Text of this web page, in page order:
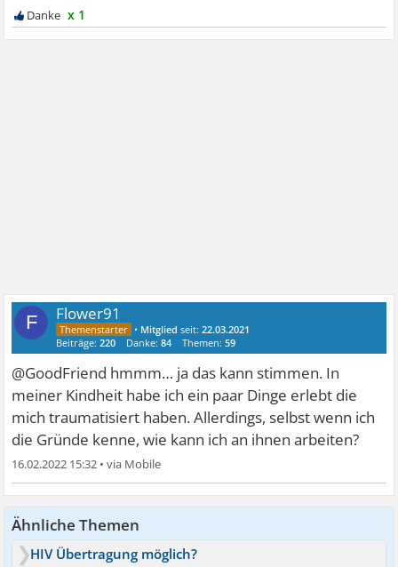
x 1
F Flower91
• Mitglied seit:22.03.2021
Beiträge:220 Danke:84 Themen:59
@GoodFriend hmmm… ja das kann stimmen. In
meiner Kindheit habe ich ein paar Dinge erlebt die
mich traumatisiert haben. Allerdings, selbst wenn ich
die Gründe kenne, wie kann ich an ihnen arbeiten?
16.02.2022 15:32 •
Ähnliche Themen
HIV Übertragung möglich?